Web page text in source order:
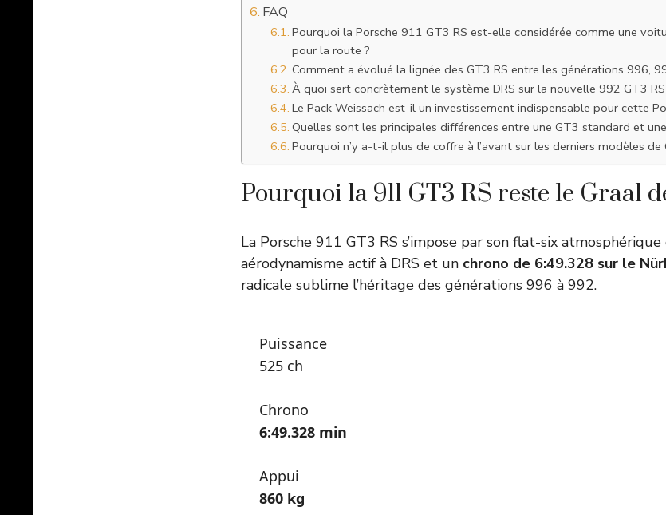
FAQ
Pourquoi la Porsche 911 GT3 RS est-elle considérée comme une
pour la route ?
Comment a évolué la lignée des GT3 RS entre les générations 996,
À quoi sert concrètement le système DRS sur la nouvelle 992 GT3 RS
Le Pack Weissach est-il un investissement indispensable pour cette
Quelles sont les principales différences entre une GT3 standard et
Pourquoi n’y a-t-il plus de coffre à l’avant sur les derniers modèles de
Pourquoi la 911 GT3 RS reste le Graal
La Porsche 911 GT3 RS s’impose par son flat-six atmosphérique
aérodynamisme actif à DRS et un chrono de 6:49.328 sur le
radicale sublime l’héritage des générations 996 à 992.
Puissance
525 ch
Chrono
6:49.328 min
Appui
860 kg